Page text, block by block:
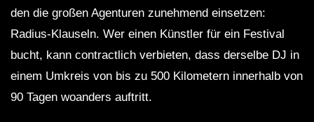
den die großen Agenturen zunehmend einsetzen:
Radius-Klauseln. Wer einen Künstler für ein Festival
bucht, kann contractlich verbieten, dass derselbe DJ in
einem Umkreis von bis zu 500 Kilometern innerhalb von
90 Tagen woanders auftritt.